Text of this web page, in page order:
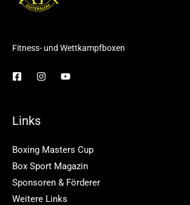
Fitness- und Wettkampfboxen
Links
Boxing Masters Cup
Box Sport Magazin
Sponsoren & Förderer
Weitere Links